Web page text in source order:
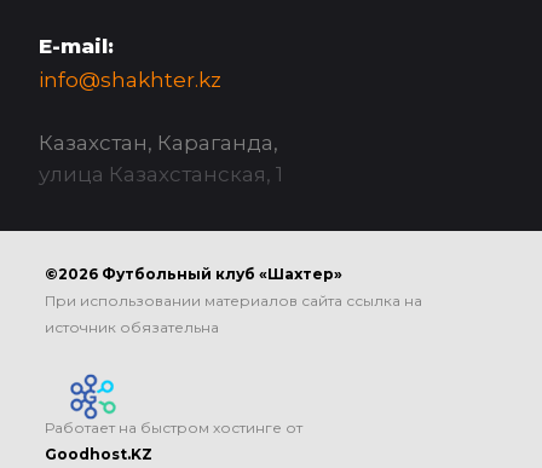
E-mail:
info@shakhter.kz
Казахстан, Караганда,
улица Казахстанская, 1
©2026 Футбольный клуб «Шахтер»
При использовании материалов сайта ссылка на
источник обязательна
Работает на быстром хостинге от
Goodhost.KZ